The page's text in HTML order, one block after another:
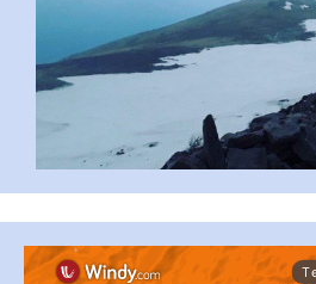
pimrec_project